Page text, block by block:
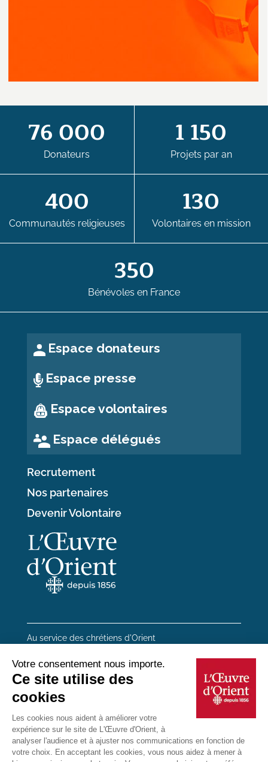
76 000
Donateurs
1 150
Projets par an
400
Communautés religieuses
130
Volontaires en mission
350
Bénévoles en France
Espace donateurs
Espace presse
Espace volontaires
Espace délégués
Recrutement
Nos partenaires
Devenir Volontaire
Au service des chrétiens d'Orient
20 rue du Regard 75006 Paris